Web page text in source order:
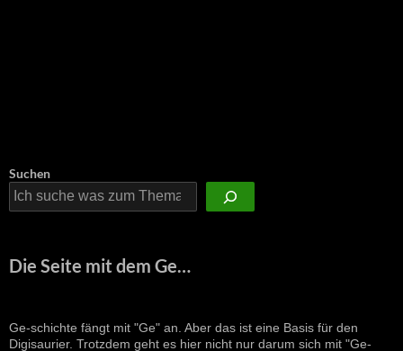
Suchen
Die Seite mit dem Ge…
Ge-schichte fängt mit "Ge" an. Aber das ist eine Basis für den
Digisaurier. Trotzdem geht es hier nicht nur darum sich mit "Ge-